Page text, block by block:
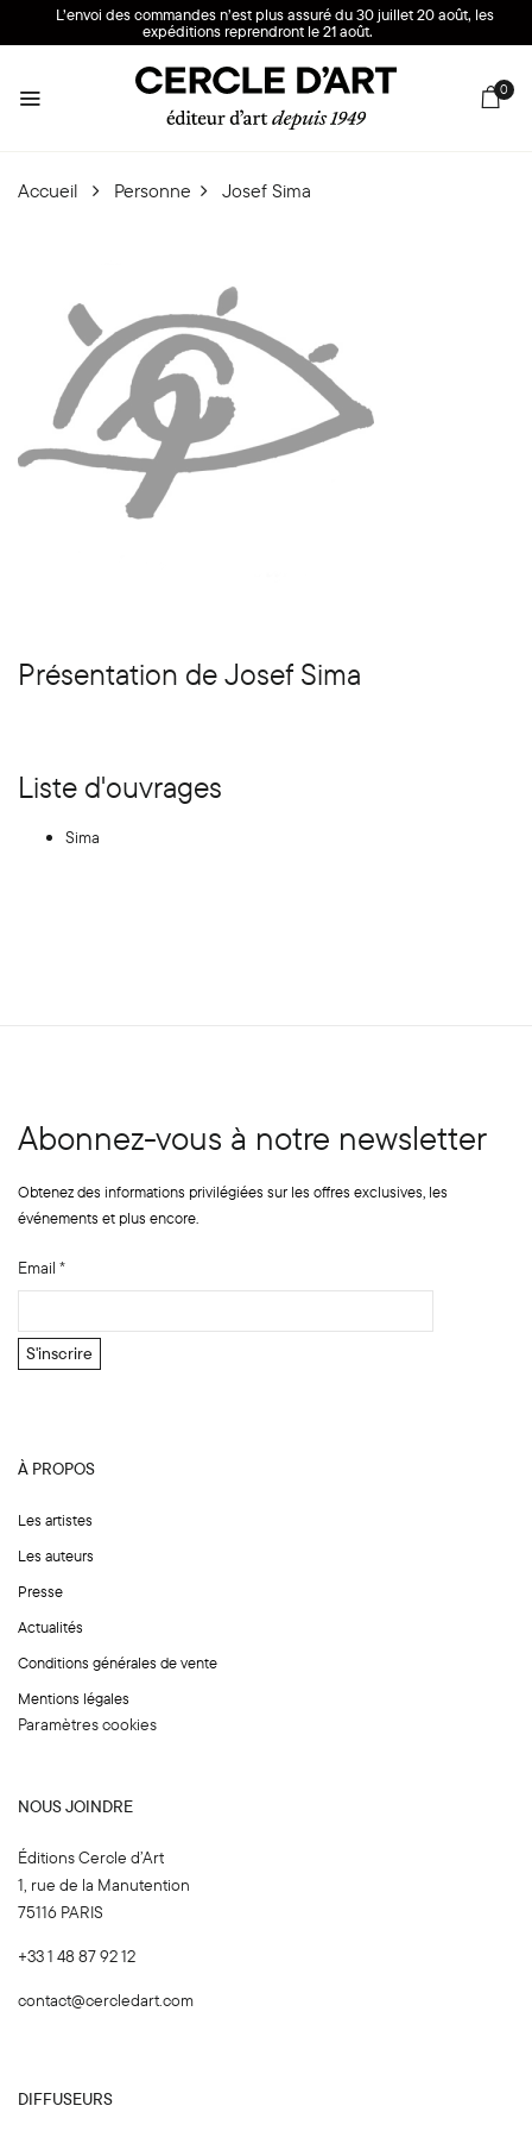
L’envoi des commandes n’est plus assuré du 30 juillet 20 août, les
expéditions reprendront le 21 août.
0
Accueil Personne Josef Sima
Présentation de Josef Sima
Liste d'ouvrages
Sima
Abonnez-vous à notre newsletter
Obtenez des informations privilégiées sur les offres exclusives, les
événements et plus encore.
E
m
l
m
i
Email *
S'inscrire
À PROPOS
Les artistes
Les auteurs
Presse
Actualités
Conditions générales de vente
Mentions légales
Paramètres cookies
NOUS JOINDRE
Éditions Cercle d’Art
1, rue de la Manutention
75116 PARIS
+33 1 48 87 92 12
contact@cercledart.com
DIFFUSEURS